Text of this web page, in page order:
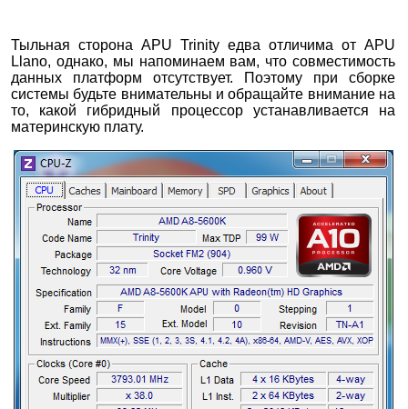
Тыльная сторона APU Trinity едва отличима от APU
Llano, однако, мы напоминаем вам, что совместимость
данных платформ отсутствует. Поэтому при сборке
системы будьте внимательны и обращайте внимание на
то, какой гибридный процессор устанавливается на
материнскую плату.